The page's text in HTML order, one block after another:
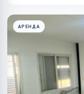
АРЕНДА